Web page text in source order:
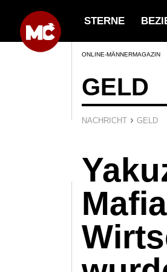
STERNE
ONLINE-MÄNNERMAGAZIN
GELD
NACHRICHT › GELD